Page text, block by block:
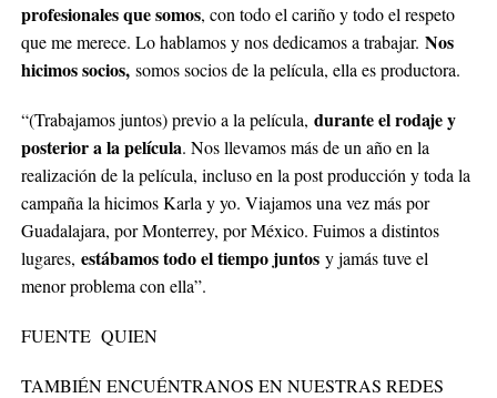
profesionales que somos, con todo el cariño y todo el respeto
que me merece. Lo hablamos y nos dedicamos a trabajar. Nos
hicimos socios,somos socios de la película, ella es productora.
“(Trabajamos juntos) previo a la película, durante el rodaje y
posterior a la película. Nos llevamos más de un año en la
realización de la película, incluso en la post producción y toda la
campaña la hicimos Karla y yo. Viajamos una vez más por
Guadalajara, por Monterrey, por México. Fuimos a distintos
lugares, estábamos todo el tiempo juntosy jamás tuve el
menor problema con ella”.
FUENTE QUIEN
TAMBIÉN ENCUÉNTRANOS EN NUESTRAS REDES